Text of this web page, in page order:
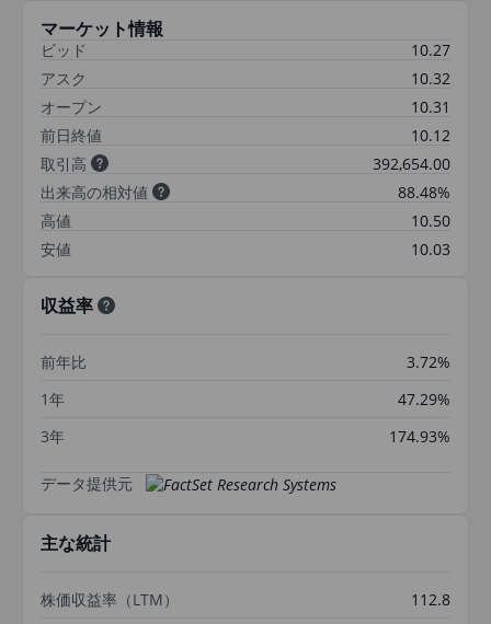
マーケット情報
ビッド
10.27
アスク
10.32
オープン
10.31
前日終値
10.12
取引高
392,654.00
出来高の相対値
88.48%
高値
10.50
安値
10.03
収益率
前年比
3.72%
1年
47.29%
3年
174.93%
データ提供元
主な統計
株価収益率（LTM）
112.8